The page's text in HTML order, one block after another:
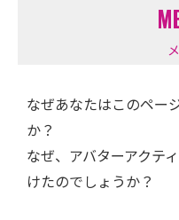
なぜあなたはこのペー
か？
なぜ、アバターアクテ
けたのでしょうか？